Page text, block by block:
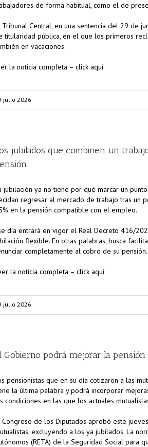
de forma habitual, como el de
Tribunal Central, en una sentencia del 29 de
titularidad pública, en el que los primeros
en vacaciones.
la noticia completa – click aquí
julio 2026
jubilados que combinen un
jubilación ya no tiene por qué marcar un
regresar al mercado de trabajo tras un
en la pensión compatible con el empleo.
día entrará en vigor el Real Decreto 416/
flexible. En otras palabras, busca
completamente al cobro de su pensión.
la noticia completa – click aquí
julio 2026
Gobierno podrá mejorar la
pensionistas que en su día cotizaron a las
la última palabra y podrá incorporar
condiciones en las que los actuales
Congreso de los Diputados aprobó este
excluyendo a los ya jubilados. La
(RETA) de la Seguridad Social para